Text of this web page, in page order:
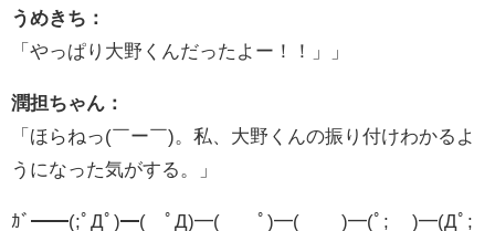
うめきち：
「やっぱり大野くんだったよー！！」」
潤担ちゃん：
「ほらねっ(￣ー￣)。私、大野くんの振り付けわかるよ
うになった気がする。」
ｶﾞ━━(;ﾟДﾟ)━( ﾟД)━( ﾟ)━( )━(ﾟ; )━(Дﾟ;